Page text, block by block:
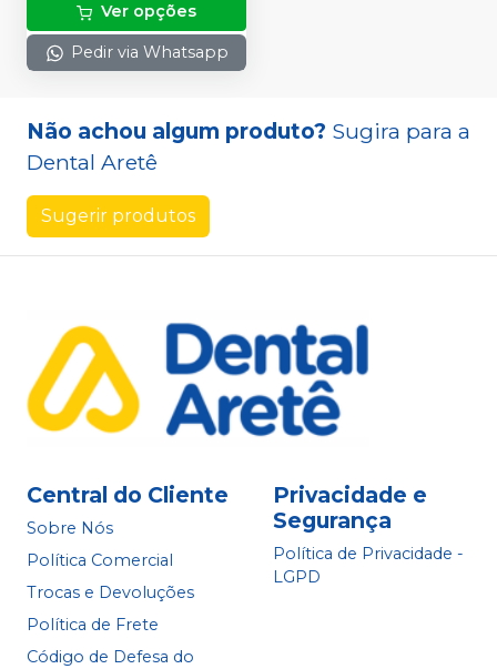
Ver opções
Pedir via Whatsapp
Não achou algum produto? Sugira para a
Dental Aretê
Sugerir produtos
Central do Cliente
Sobre Nós
Política Comercial
Trocas e Devoluções
Política de Frete
Código de Defesa do
Privacidade e
Segurança
Política de Privacidade -
LGPD